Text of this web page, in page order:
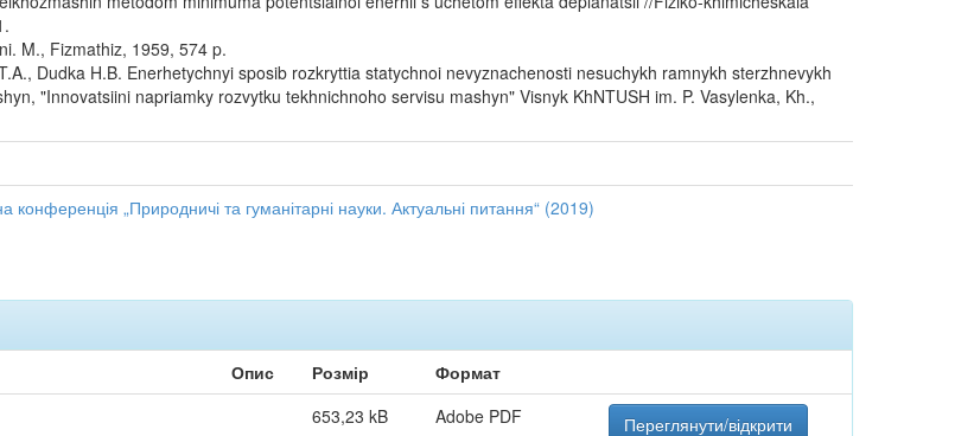
M., Fizmathiz, 1959, 574 p.
Dudka H.B. Enerhetychnyi sposib rozkryttia statychnoi nevyznachenosti nesuchykh ramnykh sterzhnevykh
"Innovatsiini napriamky rozvytku tekhnichnoho servisu mashyn" Visnyk KhNTUSH im. P. Vasylenka, Kh.,
конференція „Природничі та гуманітарні науки. Актуальні питання“ (2019)
Опис Розмір
Формат
653,23 kB Adobe PDF Переглянути/відкрити